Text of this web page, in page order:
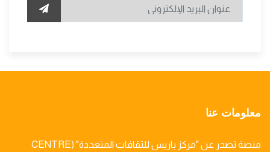
معلومات عنا
منصة تصدر عن "مركز باريس للثقافات المتعددة" (CENTRE